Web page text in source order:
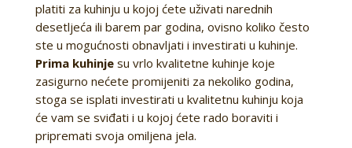
platiti za kuhinju u kojoj ćete uživati narednih
desetljeća ili barem par godina, ovisno koliko često
ste u mogućnosti obnavljati i investirati u kuhinje.
Prima kuhinjesu vrlo kvalitetne kuhinje koje
zasigurno nećete promijeniti za nekoliko godina,
stoga se isplati investirati u kvalitetnu kuhinju koja
će vam se sviđati i u kojoj ćete rado boraviti i
pripremati svoja omiljena jela.